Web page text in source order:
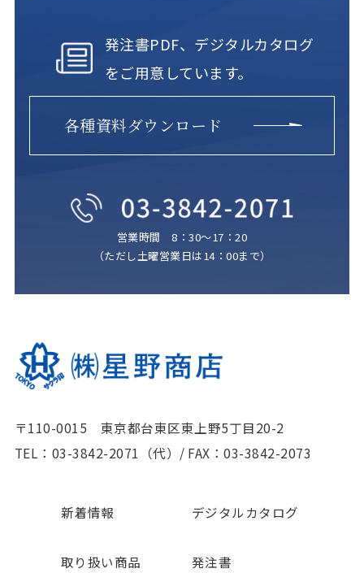
発注書PDF、デジタルカタログ
をご用意しています。
各種資料ダウンロード
営業時間 8：30～17：20
（ただし土曜営業日は14：00まで）
〒110-0015 東京都台東区東上野5丁目20-2
TEL：03-3842-2071（代） / FAX：03-3842-2073
新着情報 デジタルカタログ
取り扱い商品 発注書